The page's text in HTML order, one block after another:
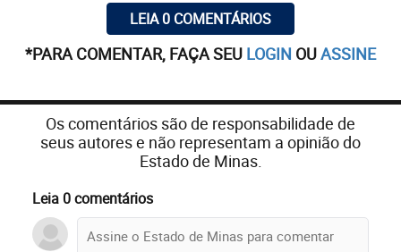
LEIA 0 COMENTÁRIOS
*PARA COMENTAR, FAÇA SEU LOGIN OUASSINE
Os comentários são de responsabilidade de
seus autores e não representam a opinião do
Estado de Minas.
Leia 0 comentários